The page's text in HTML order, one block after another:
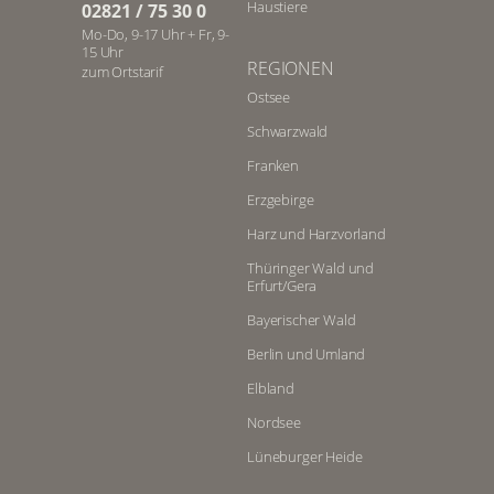
Auch Radfahrer finden im Elbland
unzählige Möglichkeiten, die
idyllische Natur auf verschiedenen
Routen zu durchqueren. Der
Elbradwegzum Beispiel
den schönsten Naturschauspielen
der Region. Bestaunen Sie vom
Felsformationen derSächsischen
, radeln Sie durch grüne
Weinberge, bestaunen Sie den
Dresdner Zwinger oder besuchen
Sie die Lutherstadt Torgau.
Kulturattraktionen im
Sächsischen Elbland
Im Osten von Deutschland erwarten
02821 / 75 30 0
Mo-Do, 9-17 Uhr + Fr, 9-
15 Uhr
zum Ortstarif
Haustiere
REGIONEN
Ostsee
Schwarzwald
Franken
Erzgebirge
Harz und Harzvorland
Thüringer Wald und
Erfurt/Gera
Bayerischer Wald
Berlin und Umland
Elbland
Nordsee
Lüneburger Heide